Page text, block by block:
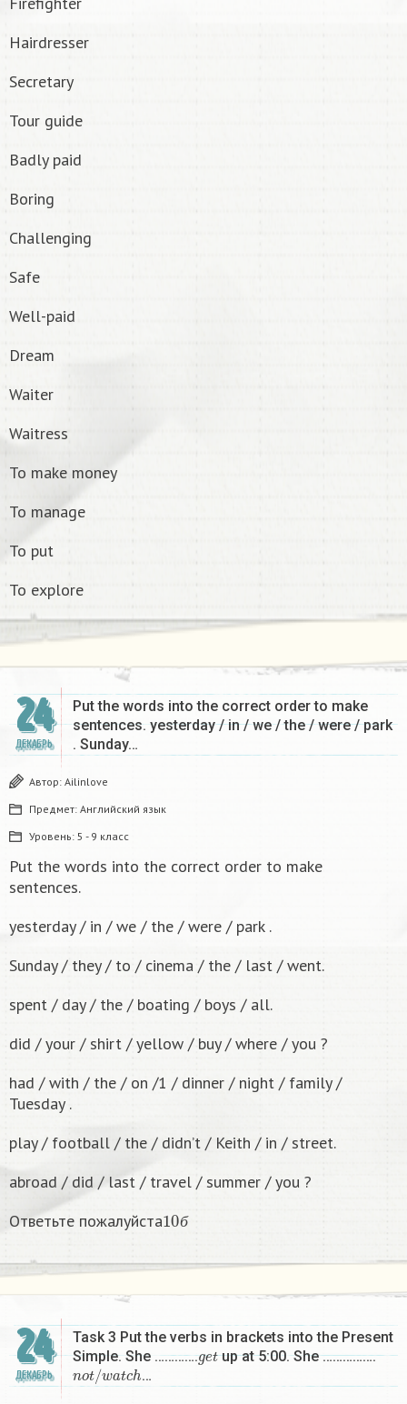
Hairdresser
Secretary
Tour guide
Badly paid
Boring
Challenging
Safe
Well-paid
Dream
Waiter
Waitress
To make money
To manage
To put
To explore
24
ДЕКАБРЬ
Put the words into the correct order to make
sentences. yesterday / in / we / the / were / park
. Sunday…
Автор: Ailinlove
Предмет: Английский язык
Уровень: 5 - 9 класс
Put the words into the correct order to make
sentences.
yesterday / in / we / the / were / park .
Sunday / they / to / cinema / the / last / went.
spent / day / the / boating / boys / all.
did / your / shirt / yellow / buy / where / you ?
had / with / the / on /1 / dinner / night / family /
Tuesday .
play / football / the / didn’t / Keith / in / street.
abroad / did / last / travel / summer / you ?
Ответьте пожалуйста
б
10 б
24
ДЕКАБРЬ
Task 3 Put the verbs in brackets into the Present
Simple. She ………….
tup at 5:00. She …………….
t /w t h …